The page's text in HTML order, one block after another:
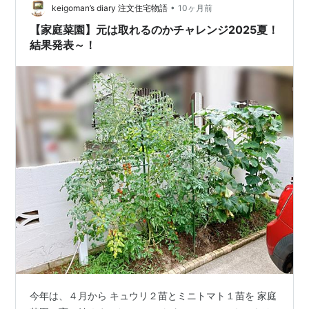
keigoman’s diary 注文住宅物語 • 10ヶ月前
【家庭菜園】元は取れるのかチャレンジ2025夏！
結果発表～！
今年は、４月から キュウリ２苗とミニトマト１苗を 家庭